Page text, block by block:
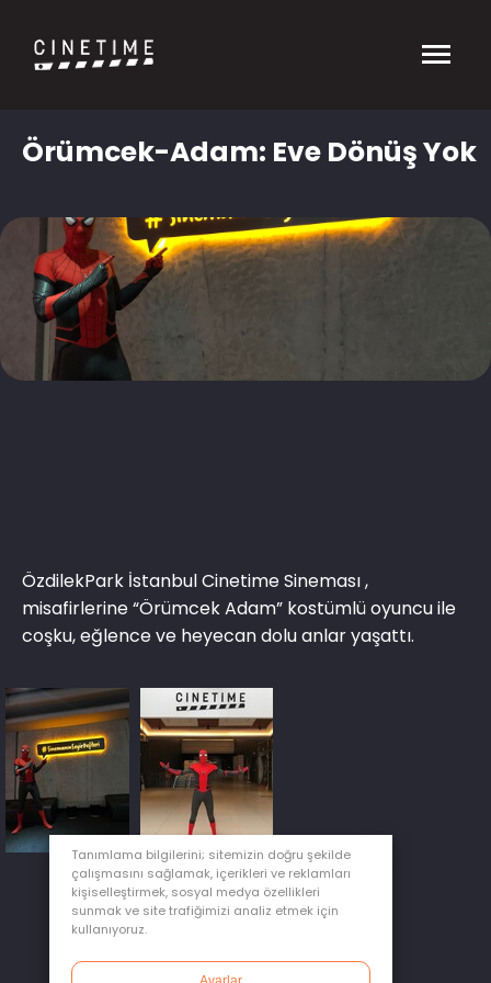
Örümcek-Adam: Eve Dönüş Yok
ÖzdilekPark İstanbul Cinetime Sineması,
misafirlerine“Örümcek Adam” kostümlü oyuncu ile
coşku, eğlence ve heyecan dolu anlar yaşattı.
Tanımlama bilgilerini; sitemizin doğru şekilde
çalışmasını sağlamak, içerikleri ve reklamları
kişiselleştirmek, sosyal medya özellikleri
sunmak ve site trafiğimizi analiz etmek için
kullanıyoruz.